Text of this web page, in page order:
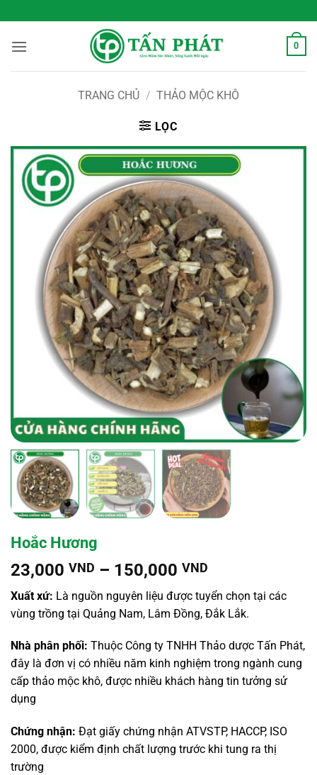
qua
nội
0
TRANG CHỦ / THẢO MỘC KHÔ
LỌC
Hoắc Hương
23,000 VND – 150,000 VND
giá:
từ
23,000 VND
đến
150,000 VND
Xuất xứ: Là nguồn nguyên liệu được tuyển chọn tại các
vùng trồng tại Quảng Nam, Lâm Đồng, Đắk Lắk.
Nhà phân phối: Thuộc Công ty TNHH Thảo dược Tấn Phát,
đây là đơn vị có nhiều năm kinh nghiệm trong ngành cung
cấp thảo mộc khô, được nhiều khách hàng tin tưởng sử
dụng
Chứng nhận: Đạt giấy chứng nhận ATVSTP, HACCP, ISO
2000, được kiểm định chất lượng trước khi tung ra thị
trường